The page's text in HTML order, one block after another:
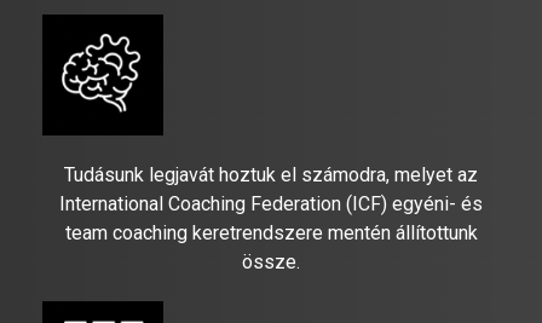
Tudásunk legjavát hoztuk el számodra, melyet az
International Coaching Federation (ICF) egyéni- és
team coaching keretrendszere mentén állítottunk
össze.